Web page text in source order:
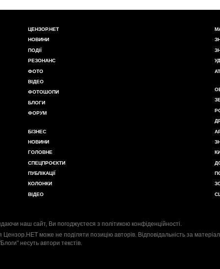
ЦЕНЗОР.НЕТ
НОВИНИ
ПОДІЇ
РЕЗОНАНС
ФОТО
ВІДЕО
ФОТОШОПИ
БЛОГИ
ФОРУМ
БІЗНЕС
НОВИНИ
ГОЛОВНЕ
СПЕЦПРОЄКТИ
ПУБЛІКАЦІЇ
КОЛОНКИ
ВІДЕО
наш сайт, Ви погоджуєтеся з політикою конфіденційності.
Цензор.НЕТ може не поділяти позицію авторів. Відповідальність за
несуть автори текстів.